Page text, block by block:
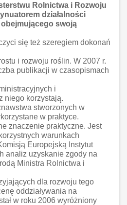
Rolnictwa i Rozwoju
działalności
swoją
się też szeregiem dokonań
i rozwoju roślin. W 2007 r.
publikacji w czasopismach
i
niego korzystają.
stworzonych w
w praktyce.
znaczenie praktyczne. Jest
warunkach
Europejską Instytut
analiz uzyskanie zgody na
Ministra Rolnictwa i
dla rozwoju tego
oddziaływania na
w roku 2006 wyróżniony